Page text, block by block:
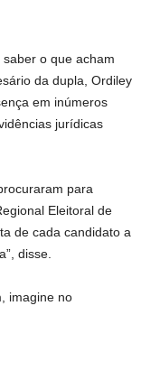
o que acham
da dupla, Ordiley
em inúmeros
jurídicas
para
Eleitoral de
de cada candidato a
disse.
imagine no